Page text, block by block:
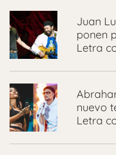
Juan
ponen
Letra
nuevo
Letra